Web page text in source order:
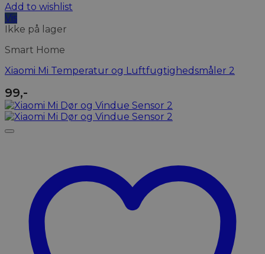
Add to wishlist
Vis
Ikke på lager
Smart Home
Xiaomi Mi Temperatur og Luftfugtighedsmåler 2
99,-